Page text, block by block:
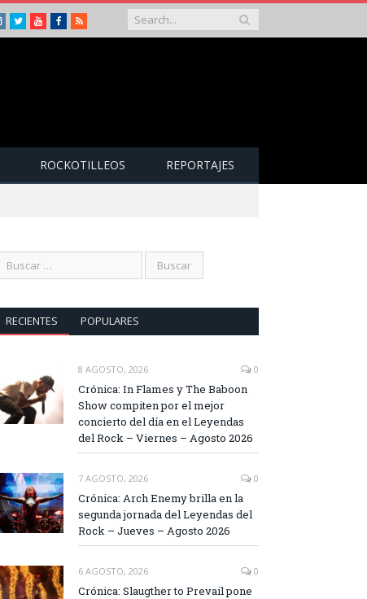
Instagram
TwitterYoutubeFacebook
RSS
ROCKOTILLEOS REPORTAJES
RECIENTES POPULARES
8 AGOSTO, 2026 0
Crónica: In Flames y The Baboon
Show compiten por el mejor
concierto del día en el Leyendas
del Rock – Viernes – Agosto 2026
7 AGOSTO, 2026 0
Crónica: Arch Enemy brilla en la
segunda jornada del Leyendas del
Rock – Jueves – Agosto 2026
6 AGOSTO, 2026 0
Crónica: Slaugther to Prevail pone